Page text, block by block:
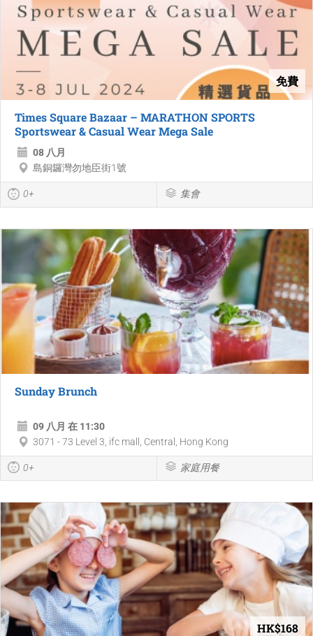
免費
Times Square Bazaar – MARATHON SPORTS
Sportswear & Casual Wear Mega Sale
08 八月
島銅鑼灣勿地臣街1號
0+ 集會
Sunday Brunch
09 八月 在 11:30
3071 - 73 Level 3, ifc mall, Central, Hong Kong
0+ 家庭用餐
HK$168